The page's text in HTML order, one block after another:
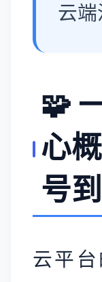
云端
🧩
心
号
云平